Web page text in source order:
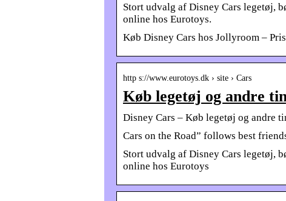
Stort udvalg af Disney Cars legetøj,
online hos Eurotoys.
Køb Disney Cars hos Jollyroom –
http s://www.eurotoys.dk › site › Cars
Køb legetøj og andre
Disney Cars – Køb legetøj og andre
Cars on the Road” follows best
Stort udvalg af Disney Cars legetøj,
online hos Eurotoys